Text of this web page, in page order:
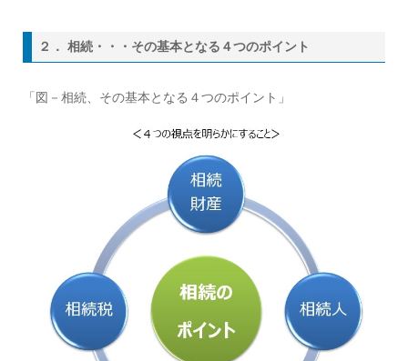
２． 相続・・・その基本となる４つのポイント
「図－相続、その基本となる４つのポイント」